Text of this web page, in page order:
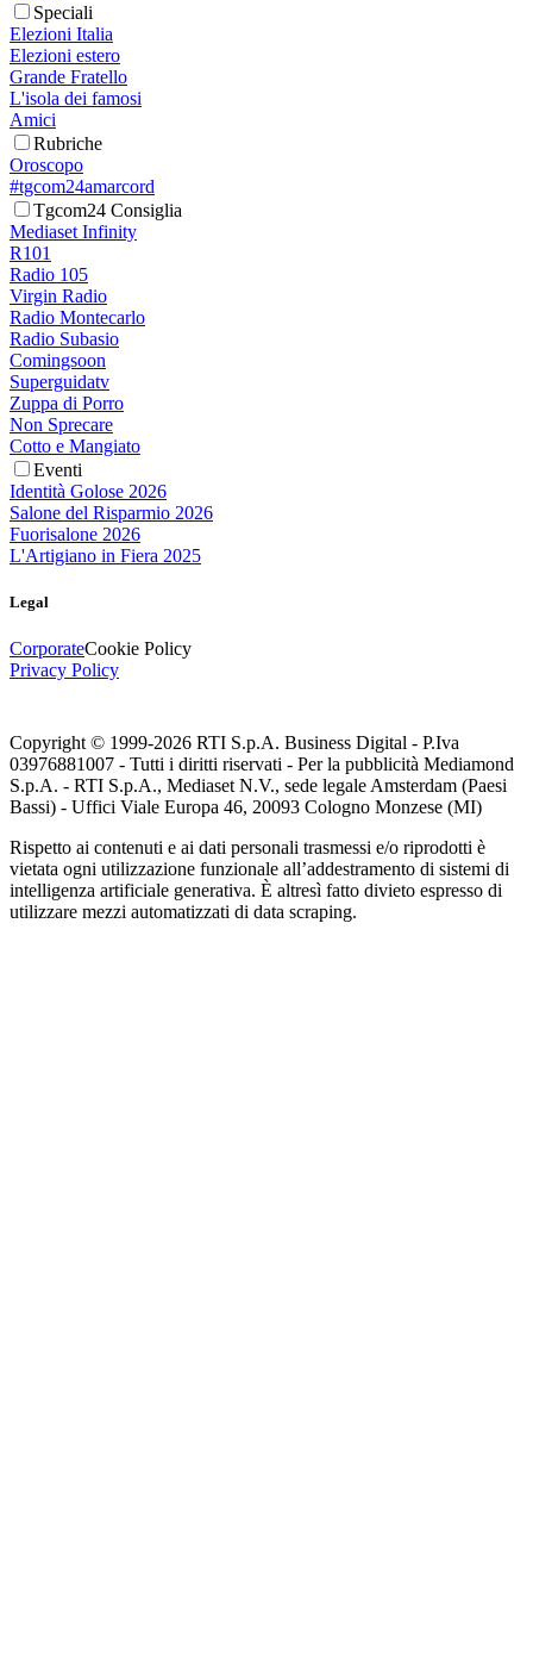
Speciali
Elezioni Italia
Elezioni estero
Grande Fratello
L'isola dei famosi
Amici
Rubriche
Oroscopo
#tgcom24amarcord
Tgcom24 Consiglia
Mediaset Infinity
R101
Radio 105
Virgin Radio
Radio Montecarlo
Radio Subasio
Comingsoon
Superguidatv
Zuppa di Porro
Non Sprecare
Cotto e Mangiato
Eventi
Identità Golose 2026
Salone del Risparmio 2026
Fuorisalone 2026
L'Artigiano in Fiera 2025
Legal
CorporateCookie Policy
Privacy Policy
Copyright © 1999-2026 RTI S.p.A. Business Digital - P.Iva
03976881007 - Tutti i diritti riservati - Per la pubblicità Mediamond
S.p.A. - RTI S.p.A., Mediaset N.V., sede legale Amsterdam (Paesi
Bassi) - Uffici Viale Europa 46, 20093 Cologno Monzese (MI)
Rispetto ai contenuti e ai dati personali trasmessi e/o riprodotti è
vietata ogni utilizzazione funzionale all’addestramento di sistemi di
intelligenza artificiale generativa. È altresì fatto divieto espresso di
utilizzare mezzi automatizzati di data scraping.